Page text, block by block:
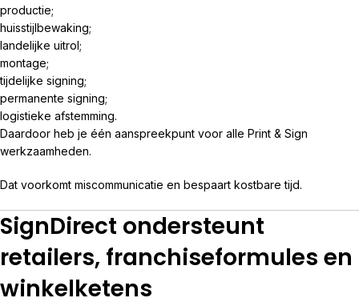
productie;
huisstijlbewaking;
landelijke uitrol;
montage;
tijdelijke signing;
permanente signing;
logistieke afstemming.
Daardoor heb je één aanspreekpunt voor alle Print & Sign
werkzaamheden.
Dat voorkomt miscommunicatie en bespaart kostbare tijd.
SignDirect ondersteunt
retailers, franchiseformules en
winkelketens